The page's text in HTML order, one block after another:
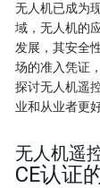
无人机已成为
域，无人机的
发展，其安全
场的准入凭证
探讨无人机遥
业和从业者更
无人机遥
CE认证